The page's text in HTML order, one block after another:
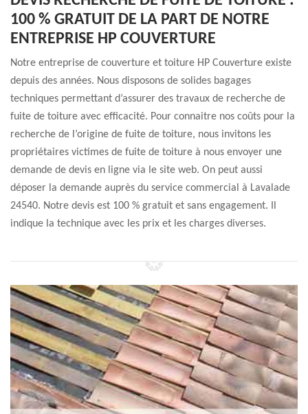
100 % GRATUIT DE LA PART DE NOTRE
ENTREPRISE HP COUVERTURE
Notre entreprise de couverture et toiture HP Couverture existe
depuis des années. Nous disposons de solides bagages
techniques permettant d’assurer des travaux de recherche de
fuite de toiture avec efficacité. Pour connaitre nos coûts pour la
recherche de l’origine de fuite de toiture, nous invitons les
propriétaires victimes de fuite de toiture à nous envoyer une
demande de devis en ligne via le site web. On peut aussi
déposer la demande auprès du service commercial à Lavalade
24540. Notre devis est 100 % gratuit et sans engagement. Il
indique la technique avec les prix et les charges diverses.